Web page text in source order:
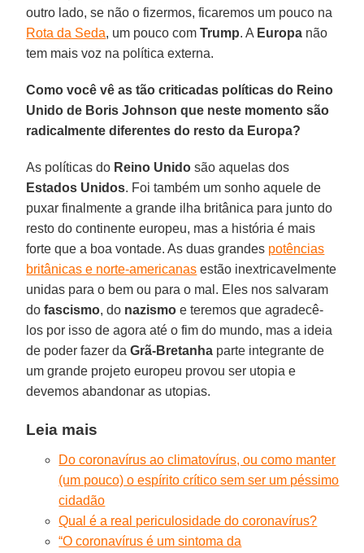
outro lado, se não o fizermos, ficaremos um pouco na
Rota da Seda, um pouco comTrump. A Europa não
tem mais voz na política externa.
Como você vê as tão criticadas políticas do Reino
Unido de Boris Johnson que neste momento são
radicalmente diferentes do resto da Europa?
As políticas do Reino Unido são aquelas dos
Estados Unidos. Foi também um sonho aquele de
puxar finalmente a grande ilha britânica para junto do
resto do continente europeu, mas a história é mais
forte que a boa vontade. As duas grandes potências
britânicas e norte-americanas estão inextricavelmente
unidas para o bem ou para o mal. Eles nos salvaram
dofascismo, do nazismo e teremos que agradecê-
los por isso de agora até o fim do mundo, mas a ideia
de poder fazer daGrã-Bretanha parte integrante de
um grande projeto europeu provou ser utopia e
devemos abandonar as utopias.
Leia mais
Do coronavírus ao climatovírus, ou como manter
(um pouco) o espírito crítico sem ser um péssimo
cidadão
Qual é a real periculosidade do coronavírus?
“O coronavírus é um sintoma da